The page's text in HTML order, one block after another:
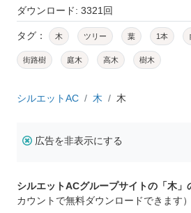
ダウンロード: 3321回
タグ： 木 ツリー 葉 1本
街路樹 庭木 高木 樹木
シルエットAC 木 木
広告を非表示にする
シルエットACグループサイトの「木」
カウントで無料ダウンロードできます）